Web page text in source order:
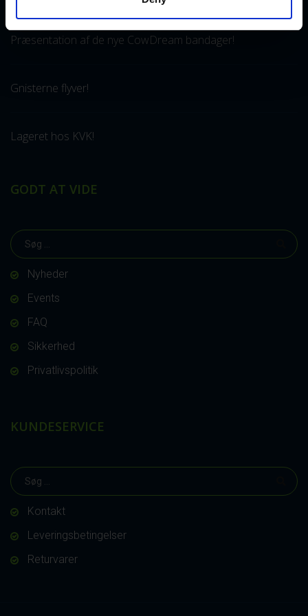
Præsentation af de nye CowDream bandager!
Gnisterne flyver!
Lageret hos KVK!
GODT AT VIDE
Nyheder
Events
FAQ
Sikkerhed
Privatlivspolitik
KUNDESERVICE
Kontakt
Leveringsbetingelser
Returvarer